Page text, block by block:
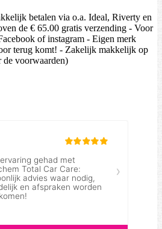
betalen via o.a. Ideal, Riverty en
de € 65.00 gratis verzending - Voor
of instagram - Eigen merk
terug komt! - Zakelijk makkelijk op
de voorwaarden)